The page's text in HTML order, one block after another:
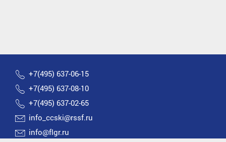
+7(495) 637-06-15
+7(495) 637-08-10
+7(495) 637-02-65
info_ccski@rssf.ru
info@flgr.ru